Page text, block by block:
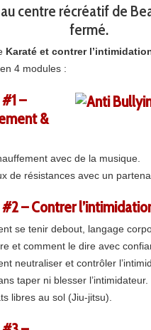
centre récréatif de
fermé.
Karaté et contrer
4 modules :
–
&
avec de la musique.
de résistances avec un
– Contrer
se tenir debout, langage
et comment le dire avec
neutraliser et contrôler
taper ni blesser l’intimidateur.
libres au sol (Jiu-jitsu).